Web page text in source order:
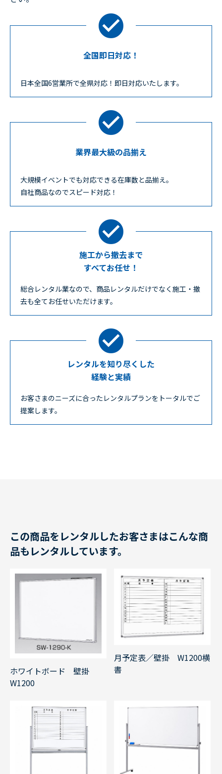
全国即日対応！
日本全国6営業所で全県対応！即日対応いたします。
業界最大級の品揃え
大規模イベントでも対応できる在庫数と品揃え。
自社商品なのでスピード対応！
施工から撤去まで
すべてお任せ！
総合レンタル業なので、商品レンタルだけでなく施工・撤
去も全てお任せいただけます。
レンタルを知り尽くした
経験と実績
お客さまのニーズに合ったレンタルプランをトータルでご
提案します。
この商品をレンタルしたお客さまはこんな商
品もレンタルしています。
ホワイトボード 壁掛
W1200
月予定表／壁掛 W1200横
書